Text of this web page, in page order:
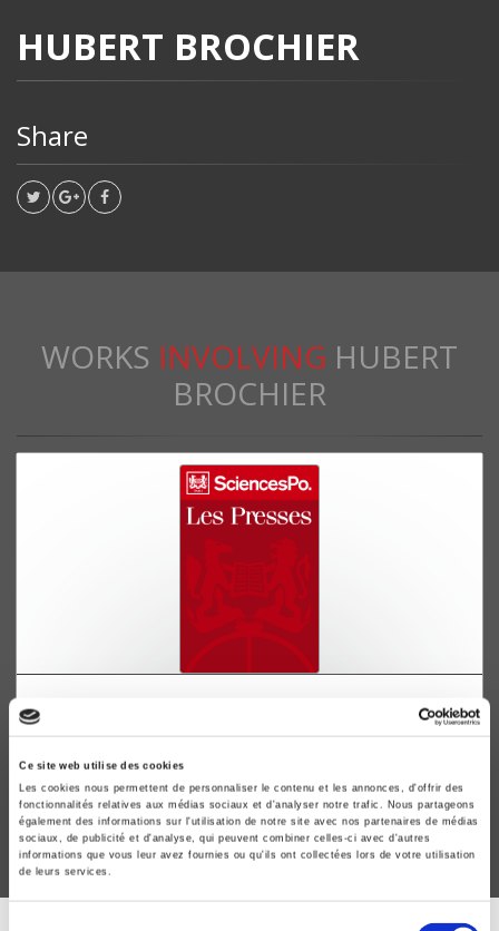
Ce site web utilise des cookies
Les cookies nous permettent de personnaliser le contenu et les annonces, d'offrir des
fonctionnalités relatives aux médias sociaux et d'analyser notre trafic. Nous partageons
également des informations sur l'utilisation de notre site avec nos partenaires de médias
sociaux, de publicité et d'analyse, qui peuvent combiner celles-ci avec d'autres
informations que vous leur avez fournies ou qu'ils ont collectées lors de votre utilisation
de leurs services.
HUBERT BROCHIER
Share
WORKS INVOLVING HUBERT
BROCHIER
Finances publiques et redistribution des revenus
Hubert Brochier